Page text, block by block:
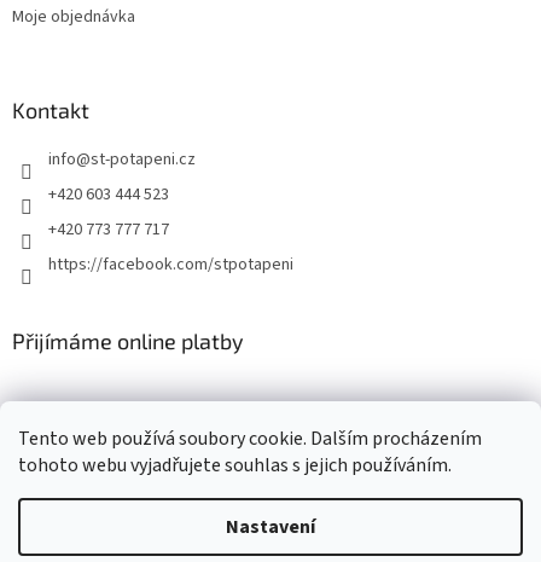
Tento web používá soubory cookie. Dalším procházením
tohoto webu vyjadřujete souhlas s jejich používáním.
Nastavení
Moje objednávka
Kontakt
info@st-potapeni.cz
+420 603 444 523
+420 773 777 717
https://facebook.com/stpotapeni
Přijímáme online platby